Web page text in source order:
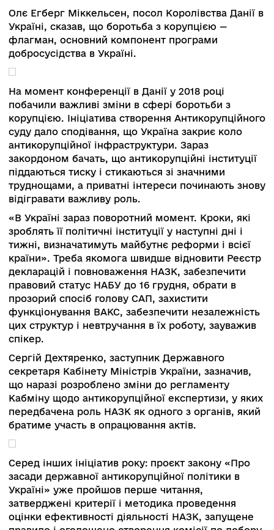
парламент докладе для цієї перемоги всіх
Артем Ситник, директор Національного
антикорупційного бюро України, зауважив, що
бачив подібну ситуацію в Румунії, коли після
рішення Конституційного суду довелося
перезавантажувати систему. Спікер сказав, що
останнє рішення Конституційного суду не має
нічого спільного з юридичною практикою і
ухвалене з явним конфліктом
інтересів. «Приймаючи це рішення,
Конституційний суд перекреслив всю
складову цього питання, всю свою практику.
всіх очевидно, що рішення приймаються
Ситник.
Директор НАБУ сказав, що бюро працюватиме
штатному режимі, але виникне ряд проблем.
Найбільшим ризиком, за його словами, може
стати скасування Антикорупційного суду, який
наразі доводить свою ефективність. Якщо так
станеться, то наслідки цього удару виправити
середньостроковій перспективі буде важко.
Модераторка додала, що НАБУ повернуло
державі більше коштів, ніж вона витратила на
діяльність бюро.
Олександр Новіков, директор Національного
агентства з питань запобігання корупції,
що зараз значна частина повноважень НАЗК на
паузі. Від парламенту чекають:
відновлення
недекларування майна і
за корупційні правопорушення;